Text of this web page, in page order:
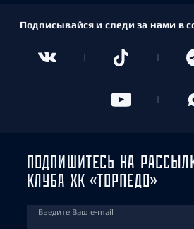
Подписывайся и следи за нами в
ПОДПИШИТЕСЬ НА
КЛУБА ХК «ТОРПЕДО»
Введите Ваш e-mail